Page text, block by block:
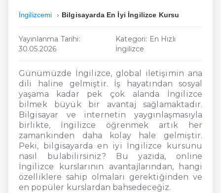
En Uygun İngilizce
İngilizcemi Bilgisayarda En İyi İngilizce Kursu
Yayınlanma Tarihi:
30.05.2026
Kategori: En Hızlı
İngilizce
Günümüzde İngilizce, global iletişimin ana
dili haline gelmiştir. İş hayatından sosyal
yaşama kadar pek çok alanda İngilizce
bilmek büyük bir avantaj sağlamaktadır.
Bilgisayar ve internetin yaygınlaşmasıyla
birlikte, İngilizce öğrenmek artık her
zamankinden daha kolay hale gelmiştir.
Peki, bilgisayarda en iyi İngilizce kursunu
nasıl bulabilirsiniz? Bu yazıda, online
İngilizce kurslarının avantajlarından, hangi
özelliklere sahip olmaları gerektiğinden ve
en popüler kurslardan bahsedeceğiz.